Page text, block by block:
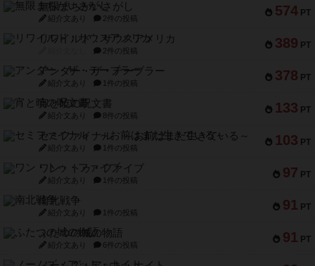
574 PT
無限まちがいさがし
紹介文あり 2件の投稿
389 PT
リワイルド：サウスアメリカ
2件の投稿
378 PT
アンダー・ザ・テーブラー
紹介文あり 1件の投稿
133 PT
宵と暁の呪文書
紹介文あり 8件の投稿
103 PT
セミファイナル ～お前はまだ生きている～
紹介文あり 1件の投稿
97 PT
ワン・トゥ・ファイブ
紹介文あり 1件の投稿
91 PT
南北戦争
紹介文あり 1件の投稿
91 PT
ふたつの城の物語
紹介文あり 6件の投稿